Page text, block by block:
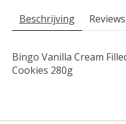
Beschrijving
Bingo Vanilla Cream
Cookies 280g